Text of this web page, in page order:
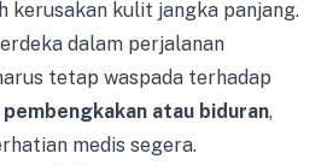
kerusakan kulit jangka panjang.
dalam perjalanan
tetap waspada terhadap
pembengkakan atau biduran,
medis segera.